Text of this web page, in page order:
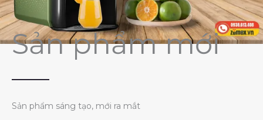
Sản phẩm mới
Sản phẩm sáng tạo, mới ra mắt